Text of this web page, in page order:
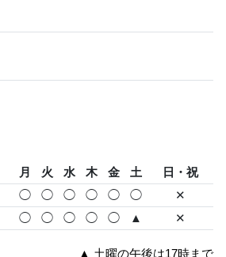
月 火 水 木 金 土
日・祝
◯ ◯ ◯ ◯ ◯ ◯
✕
◯ ◯ ◯ ◯ ◯ ▲ ✕
▲ 土曜の午後は17時まで